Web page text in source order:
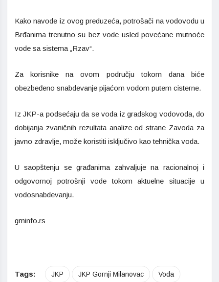
Kako navode iz ovog preduzeća, potrošači na vodovodu u
Brđanima trenutno su bez vode usled povećane mutnoće
vode sa sistema „Rzav“.
Za korisnike na ovom području tokom dana biće
obezbeđeno snabdevanje pijaćom vodom putem cisterne.
Iz JKP-a podsećaju da se voda iz gradskog vodovoda, do
dobijanja zvaničnih rezultata analize od strane Zavoda za
javno zdravlje, može koristiti isključivo kao tehnička voda.
U saopštenju se građanima zahvaljuje na racionalnoj i
odgovornoj potrošnji vode tokom aktuelne situacije u
vodosnabdevanju.
gminfo.rs
Tags: JKP JKP Gornji Milanovac Voda